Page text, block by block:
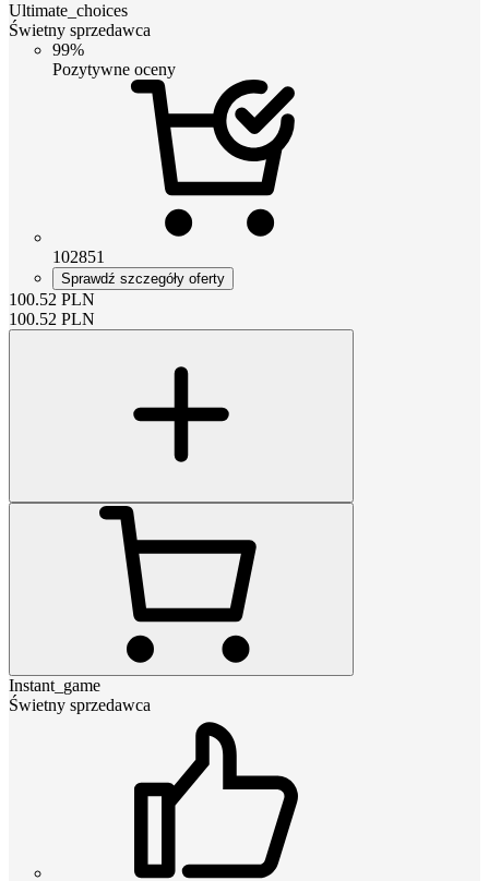
Ultimate_choices
Świetny sprzedawca
99%
Pozytywne oceny
102851
Sprawdź szczegóły oferty
100.52 PLN
100.52 PLN
Instant_game
Świetny sprzedawca